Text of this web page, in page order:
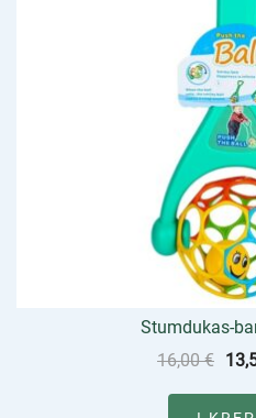
Stumdukas-
16,00€